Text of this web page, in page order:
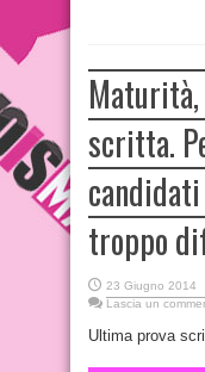
scritta.
troppo
23 Giugno 2014
Lascia un
Ultima prova